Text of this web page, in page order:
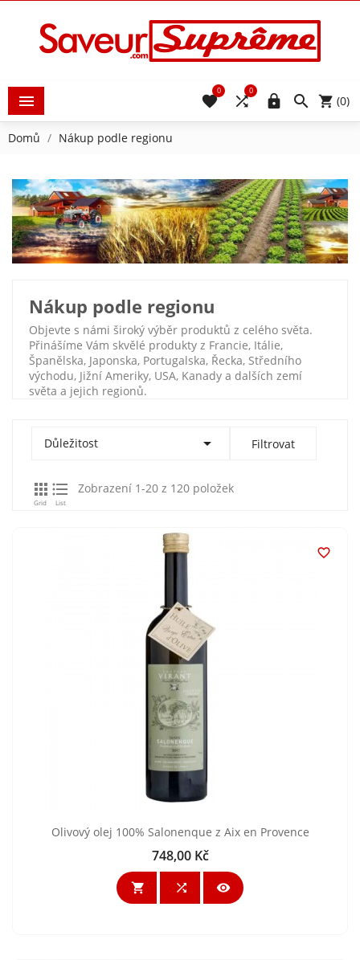
  (0)


0

0
Domů Nákup podle regionu
Nákup podle regionu
Objevte s námi široký výběr produktů z celého světa.
Přinášíme Vám skvělé produkty z Francie, Itálie,
Španělska, Japonska, Portugalska, Řecka, Středního
východu, Jižní Ameriky, USA, Kanady a dalších zemí
světa a jejich regionů.
Důležitost  Filtrovat

Grid

List
Zobrazení 1-20 z 120 položek

Olivový olej 100% Salonenque z Aix en Provence
Cena
748,00 Kč
  